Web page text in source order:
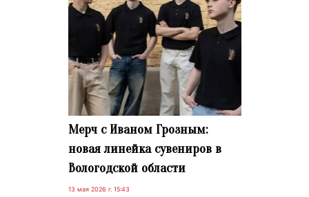
Мерч с Иваном Грозным:
новая линейка сувениров в
Вологодской области
13 мая 2026 г. 15:43